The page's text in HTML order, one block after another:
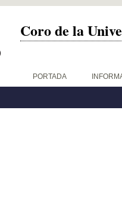
Coro de la
PORTADA